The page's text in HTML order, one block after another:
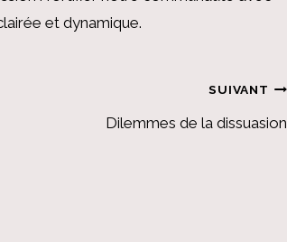
et dynamique.
SUIVANT
Dilemmes de la dissuasion